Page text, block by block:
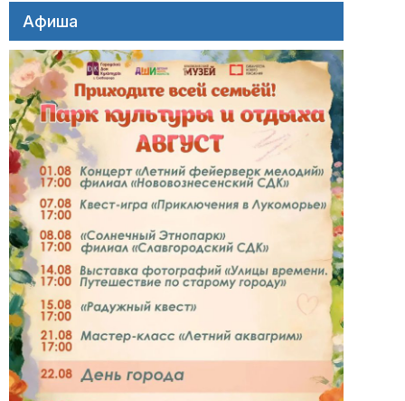
Афиша